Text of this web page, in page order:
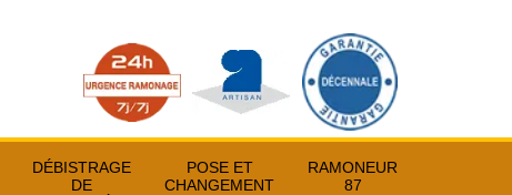
DÉBISTRAGE
DE
POSE ET
CHANGEMENT
RAMONEUR
87